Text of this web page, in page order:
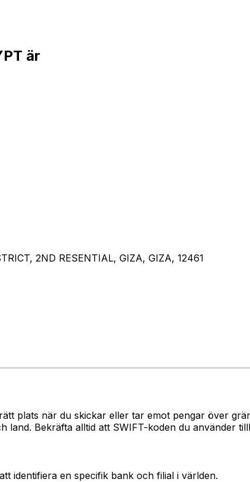
är
2ND RESENTIAL, GIZA, GIZA, 12461
plats när du skickar eller tar emot pengar över
land. Bekräfta alltid att SWIFT-koden du använder
identifiera en specifik bank och filial i världen.